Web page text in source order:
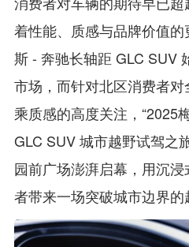
着性能、质感与品牌价值
斯 - 奔驰长轴距 GLC SUV
市场，而针对北区消费者
乘质感的高度关注，“2025
GLC SUV 城市越野试驾之
园前广场澎湃启幕，用沉
者带来一场突破城市边界的